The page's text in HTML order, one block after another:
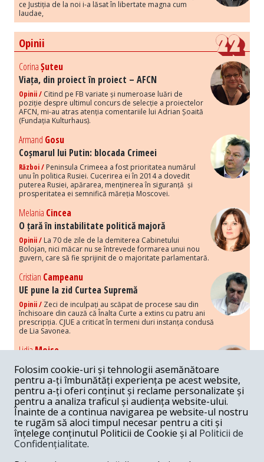
ce Justiția de la noi i-a lăsat în libertate magna cum
laudae,
Opinii
CorinaȘuteu
Viața, din proiect în proiect – AFCN
Opinii / Citind pe FB variate și numeroase luări de
poziție despre ultimul concurs de selecție a proiectelor
AFCN, mi-au atras atenția comentariile lui Adrian Șoaită
(Fundația Kulturhaus).
Armand Gosu
Coșmarul lui Putin: blocada Crimeei
Război / Peninsula Crimeea a fost prioritatea numărul
unu în politica Rusiei. Cucerirea ei în 2014 a dovedit
puterea Rusiei, apărarea, menținerea în siguranță și
prosperitatea ei semnifică măreția Moscovei.
Melania Cincea
O țară în instabilitate politică majoră
Opinii / La 70 de zile de la demiterea Cabinetului
Bolojan, nici măcar nu se întrevede formarea unui nou
guvern, care să fie sprijinit de o majoritate parlamentară.
Cristian Campeanu
UE pune la zid Curtea Supremă
Opinii / Zeci de inculpați au scăpat de procese sau din
închisoare din cauză că Înalta Curte a extins cu patru ani
prescripția. CJUE a criticat în termeni duri instanța condusă
de Lia Savonea.
LidiaMoise
Costurile economice ale haosului politic
Opinii / Economia nu poate rezista cu retorica falsă a
susținerii intereselor poporului, care, de fapt, ascunde
obsesia menținerii privilegiilor și a averilor unor caste.
Melania Cincea
Noi puseuri de xenofobie din partea românilor
„neaoși”
Periodic, în spațiul public sunt voci care lansează
Folosim cookie-uri și tehnologii asemănătoare
pentru a-ți îmbunătăți experiența pe acest website,
pentru a-ți oferi conținut și reclame personalizate și
pentru a analiza traficul și audiența website-ului.
Înainte de a continua navigarea pe website-ul nostru
te rugăm să aloci timpul necesar pentru a citi și
înțelege conținutul Politicii de Cookie și al Politicii de
Confidențialitate.